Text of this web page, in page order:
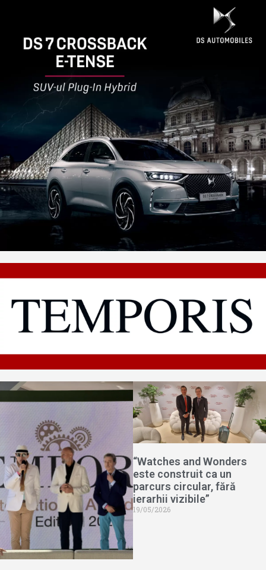
“Watches and Wonders
este construit ca un
parcurs circular, fără
ierarhii vizibile”
19/05/2026